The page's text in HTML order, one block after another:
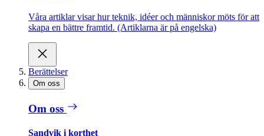
Våra artiklar visar hur teknik, idéer och människor möts för att
skapa en bättre framtid. (Artiklarna är på engelska)
Berättelser
Om oss
Om oss
Sandvik i korthet